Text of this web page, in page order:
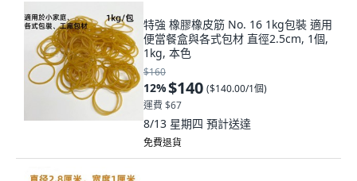
特強 橡膠橡皮筋 No. 16 1kg包裝 適用
便當餐盒與各式包材 直徑2.5cm, 1個,
1kg, 本色
$160
12%$140 ($140.00/1個)
運費 $67
8/13 星期四 預計送達
免費退貨